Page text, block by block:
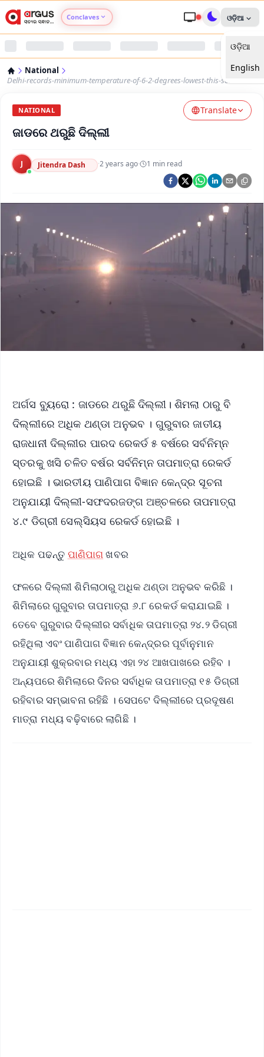
Conclaves
Argus Nari Shakti
Argus Health Connect
Argus Swaad Odisha
Argus Chalo Dekhein Apna Desh
ଓଡ଼ିଆ
ଓଡ଼ିଆ
English
National
Delhi-records-minimum-temperature-of-6-2-degrees-lowest-this-season
NATIONAL Translate
ଜାଡରେ ଥରୁଛି ଦିଲ୍ଲୀ
J Jitendra Dash ·2 years ago· 1 min read
ଅର୍ଗସ ବ୍ୟୁରୋ : ଜାଡରେ ଥରୁଛି ଦିଲ୍ଲୀ। ଶିମଲା ଠାରୁ ବି
ଦିଲ୍ଲୀରେ ଅଧିକ ଥଣ୍ଡା ଅନୁଭବ । ଗୁରୁବାର ଜାତୀୟ
ରାଜଧାନୀ ଦିଲ୍ଲୀର ପାରଦ ରେକର୍ଡ ୫ ବର୍ଷରେ ସର୍ବନିମ୍ନ
ସ୍ତରକୁ ଖସି ଚଳିତ ବର୍ଷର ସର୍ବନିମ୍ନ ତାପମାତ୍ରା ରେକର୍ଡ
ହୋଇଛି । ଭାରତୀୟ ପାଣିପାଗ ବିଜ୍ଞାନ କେନ୍ଦ୍ର ସୂଚନା
ଅନୁଯାୟୀ ଦିଲ୍ଲୀ-ସଫଦରଜଙ୍ଗ ଅଞ୍ଚଳରେ ତାପମାତ୍ରା
୪.୯ ଡିଗ୍ରୀ ସେଲ୍ସିୟସ ରେକର୍ଡ ହୋଇଛି ।
ଅଧିକ ପଢନ୍ତୁ ପାଣିପାଗଖବର
ଫଳରେ ଦିଲ୍ଲୀ ଶିମିଲାଠାରୁ ଅଧିକ ଥଣ୍ଡା ଅନୁଭବ କରିଛି ।
ଶିମିଲାରେ ଗୁରୁବାର ତାପମାତ୍ରା ୬.୮ ରେକର୍ଡ କରାଯାଇଛି ।
ତେବେ ଗୁରୁବାର ଦିଲ୍ଲୀର ସର୍ବାଧିକ ତାପମାତ୍ରା ୨୪.୨ ଡିଗ୍ରୀ
ରହିଥିଲା ଏବଂ ପାଣିପାଗ ବିଜ୍ଞାନ କେନ୍ଦ୍ରର ପୂର୍ବାନୁମାନ
ଅନୁଯାୟୀ ଶୁକ୍ରବାର ମଧ୍ୟ ଏହା ୨୪ ଆଖପାଖରେ ରହିବ ।
ଅନ୍ୟପରେ ଶିମିଲାରେ ଦିନର ସର୍ବାଧିକ ତାପମାତ୍ରା ୧୫ ଡିଗ୍ରୀ
ରହିବାର ସମ୍ଭାବନା ରହିଛି । ସେପଟେ ଦିଲ୍ଲୀରେ ପ୍ରଦୂଷଣ
ମାତ୍ରା ମଧ୍ୟ ବଢ଼ିବାରେ ଲାଗିଛି ।